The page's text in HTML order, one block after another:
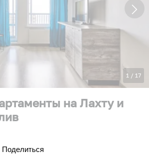
1 / 17
на Лахту и
Поделиться